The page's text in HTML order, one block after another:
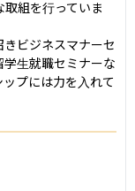
組を行っていま
ビジネスマナーセ
生就職セミナーな
プには力を入れて